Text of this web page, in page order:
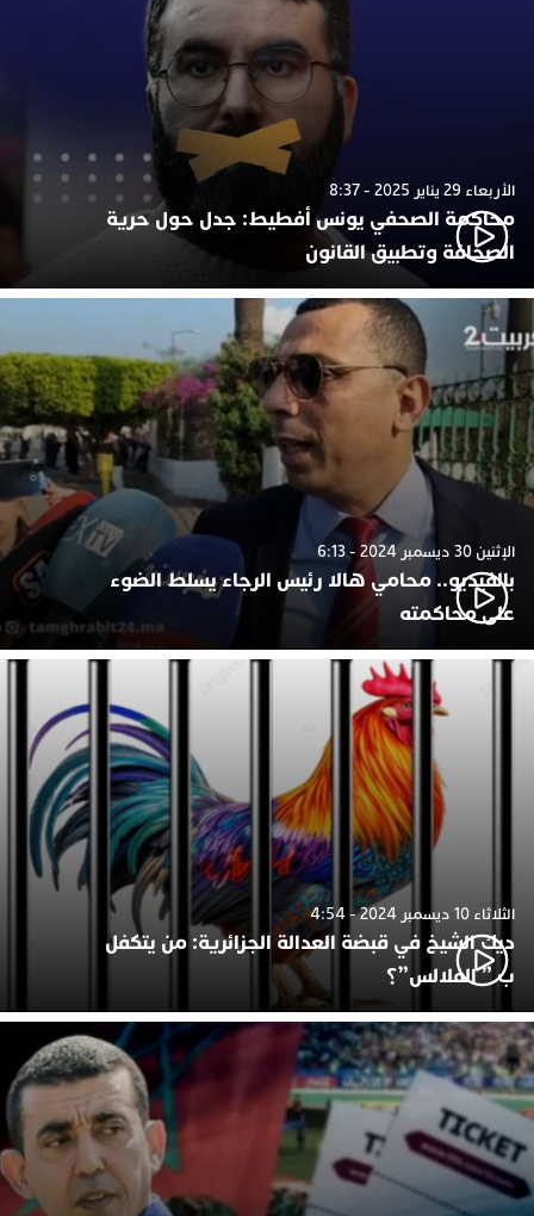
الأربعاء 29 يناير 2025 - 8:37
محاكمة الصحفي يونس أفطيط: جدل حول حرية
الصحافة وتطبيق القانون
الإثنين 30 ديسمبر 2024 - 6:13
بالفيديو.. محامي هالا رئيس الرجاء يسلط الضوء
على محاكمته
الثلاثاء 10 ديسمبر 2024 - 4:54
ديك الشيخ في قبضة العدالة الجزائرية: من يتكفل
ب ” الفلالس”؟